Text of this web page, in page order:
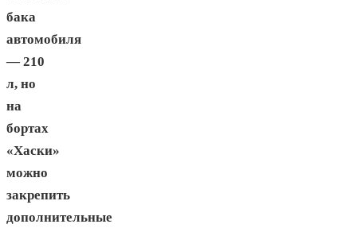
бака
автомобиля
— 210
л, но
на
бортах
«Хаски»
можно
закрепить
дополнительные